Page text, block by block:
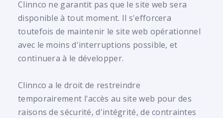
Clinnco ne garantit pas que le site web sera
disponible à tout moment. Il s'efforcera
toutefois de maintenir le site web opérationnel
avec le moins d'interruptions possible, et
continuera à le développer.
Clinnco a le droit de restreindre
temporairement l'accès au site web pour des
raisons de sécurité, d'intégrité, de contraintes